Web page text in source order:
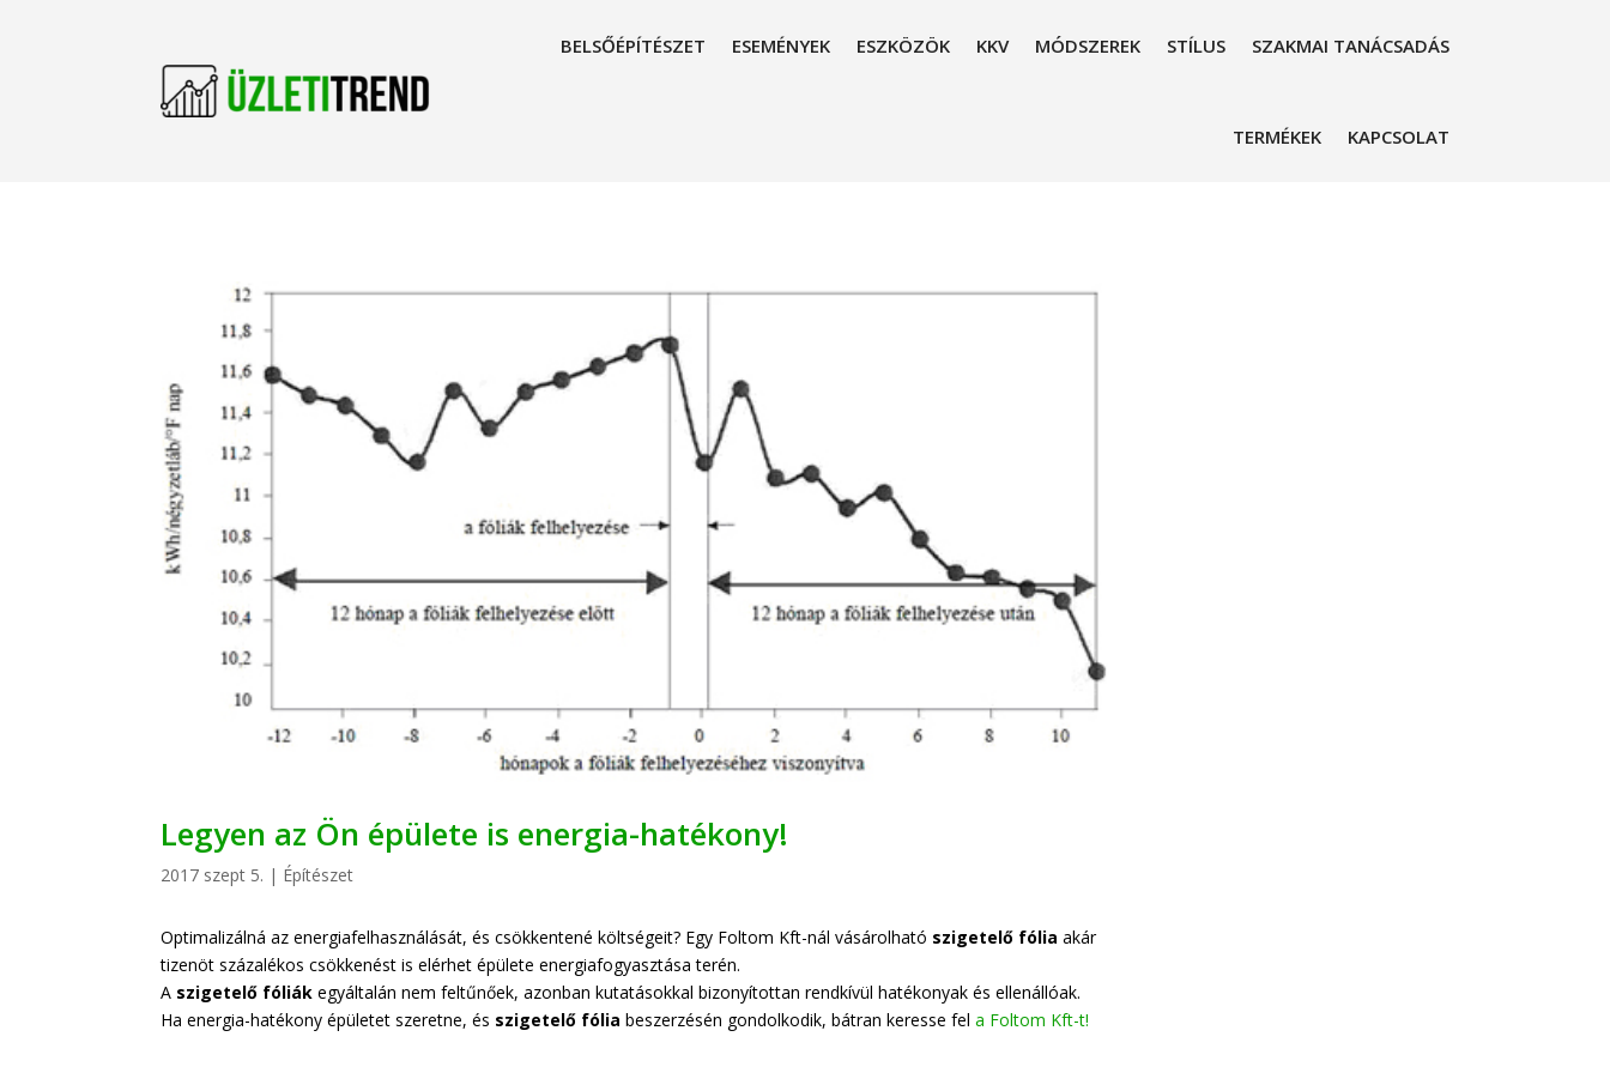
BELSŐÉPÍTÉSZET ESEMÉNYEK ESZKÖZÖK KKV MÓDSZEREK STÍLUS SZAKMAI TANÁCSADÁS
TERMÉKEK KAPCSOLAT
Legyen az Ön épülete is energia-hatékony!
2017 szept 5. | Építészet
Optimalizálná az energiafelhasználását, és csökkentené költségeit? Egy Foltom Kft-nál vásárolható szigetelő fólia akár
tizenöt százalékos csökkenést is elérhet épülete energiafogyasztása terén.
A szigetelő fóliák egyáltalán nem feltűnőek, azonban kutatásokkal bizonyítottan rendkívül hatékonyak és ellenállóak.
Ha energia-hatékony épületet szeretne, és szigetelő fólia beszerzésén gondolkodik, bátran keresse fela Foltom Kft-t!